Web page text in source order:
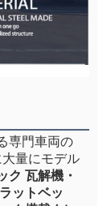
専門車両の
量にモデル
ク 瓦解機・
ットベッ